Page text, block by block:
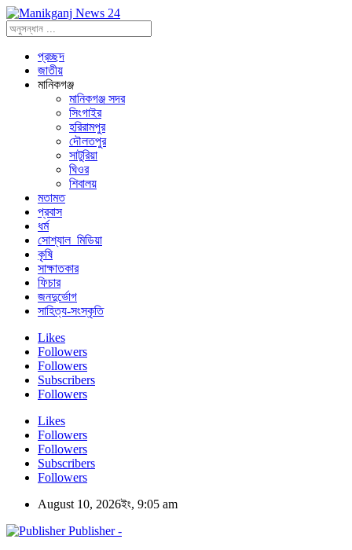
প্রচ্ছদ
জাতীয়
মানিকগঞ্জ
মানিকগঞ্জ সদর
সিংগাইর
হরিরামপুর
দৌলতপুর
সাটুরিয়া
ঘিওর
শিবালয়
মতামত
প্রবাস
ধর্ম
সোশ্যাল_মিডিয়া
কৃষি
সাক্ষাতকার
ফিচার
জনদুর্ভোগ
সাহিত্য-সংস্কৃতি
Likes
Followers
Followers
Subscribers
Followers
Likes
Followers
Followers
Subscribers
Followers
August 10, 2026ইং, 9:05 am
Publisher -